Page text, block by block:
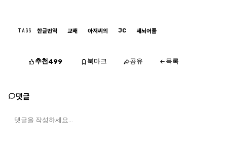
TAGS 한글번역 교배 아저씨의 JC 세뇌어플
추천499 북마크 공유 목록
댓글